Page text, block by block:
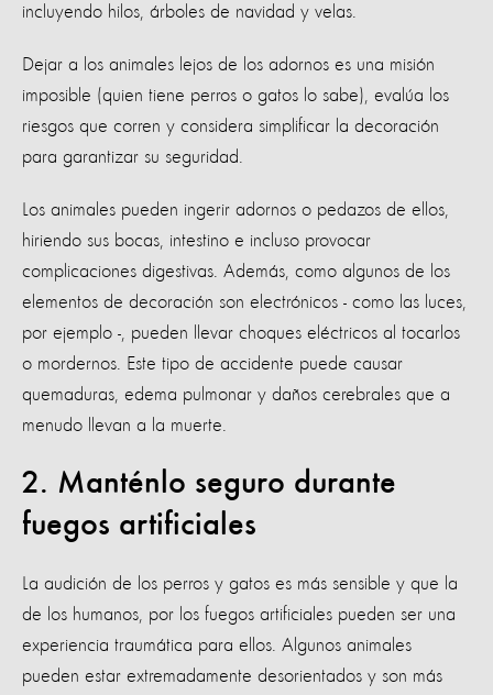
incluyendo hilos, árboles de navidad y velas.
Dejar a los animales lejos de los adornos es una misión
imposible (quien tiene perros o gatos lo sabe), evalúa los
riesgos que corren y considera simplificar la decoración
para garantizar su seguridad.
Los animales pueden ingerir adornos o pedazos de ellos,
hiriendo sus bocas, intestino e incluso provocar
complicaciones digestivas. Además, como algunos de los
elementos de decoración son electrónicos - como las luces,
por ejemplo -, pueden llevar choques eléctricos al tocarlos
o mordernos. Este tipo de accidente puede causar
quemaduras, edema pulmonar y daños cerebrales que a
menudo llevan a la muerte.
2. Manténlo seguro durante
fuegos artificiales
La audición de los perros y gatos es más sensible y que la
de los humanos, por los fuegos artificiales pueden ser una
experiencia traumática para ellos. Algunos animales
pueden estar extremadamente desorientados y son más